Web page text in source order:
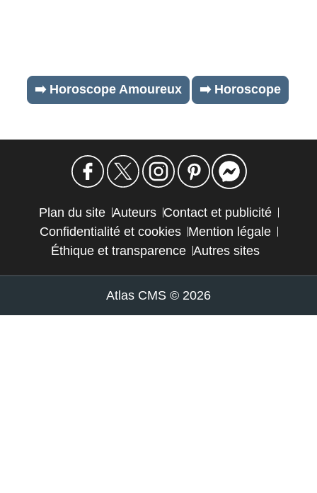
➡️ Horoscope Amoureux ➡️ Horoscope
Plan du site Auteurs Contact et publicité
Confidentialité et cookies Mention légale
Éthique et transparence Autres sites
Atlas CMS © 2026